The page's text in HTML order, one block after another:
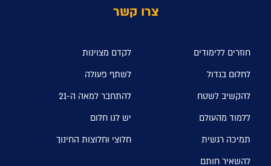
צרו קשר
חוזרים ללימודים
לקדם מצוינות
לחלום בגדול
לשתף פעולה
להקשיב לשטח
להתחבר למאה ה-21
ללמוד מהעולם
יש לנו חלום
תמיכה רגשית
חלוצי וחלוצות החינוך
להשאיר חותם